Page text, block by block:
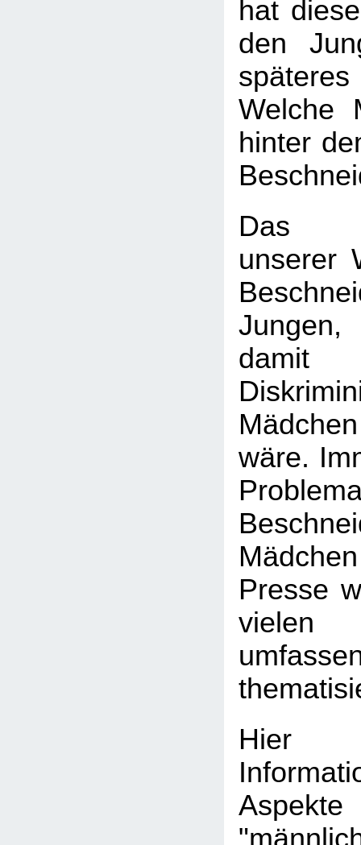
hat
den
Welche
hinter
Das
unserer
wäre.
Presse
Hier